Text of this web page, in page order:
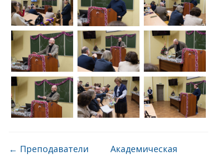
← Преподаватели
Академическая